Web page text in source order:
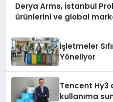
Derya Arms, İstanbul
ürünlerini ve global
İşletmeler
Yöneliyor
Tencent Hy3
kullanıma